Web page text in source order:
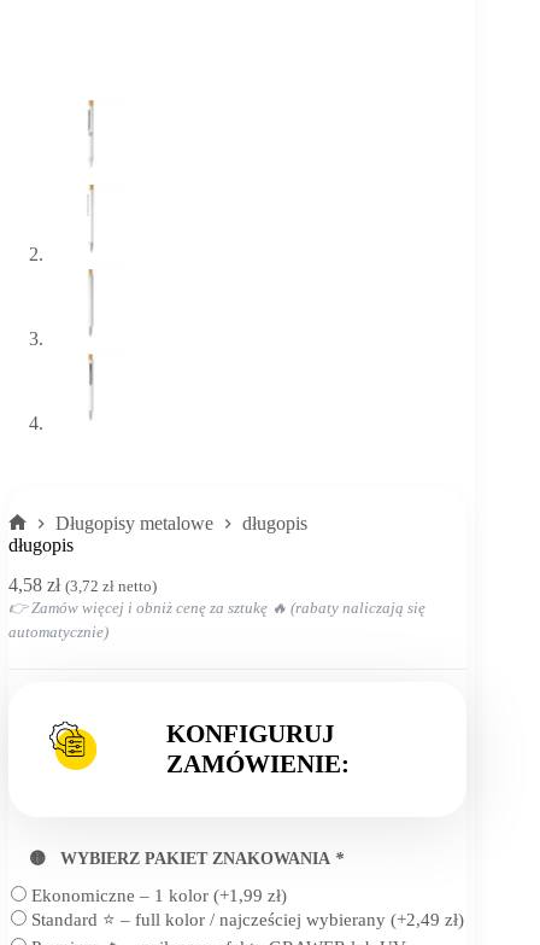
Strona
Długopisy metalowe
długopis
długopis
4,58 zł (3,72 zł netto)
👉 Zamów więcej i obniż cenę za sztukę 🔥 (rabaty naliczają się
automatycznie)
KONFIGURUJ
ZAMÓWIENIE:
🟡 WYBIERZ PAKIET ZNAKOWANIA *
Ekonomiczne – 1 kolor (+1,99 zł)
Standard ⭐ – full kolor / najcześciej wybierany (+2,49 zł)